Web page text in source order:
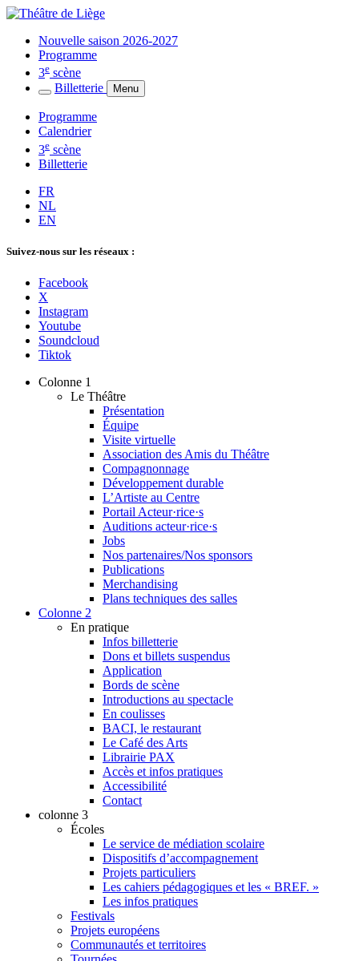
Nouvelle saison 2026-2027
Programme
3e scène
Billetterie
Menu
Programme
Calendrier
3e scène
Billetterie
FR
NL
EN
Suivez-nous sur les réseaux :
Facebook
X
Instagram
Youtube
Soundcloud
Tiktok
Colonne 1
Le Théâtre
Présentation
Équipe
Visite virtuelle
Association des Amis du Théâtre
Compagnonnage
Développement durable
L’Artiste au Centre
Portail Acteur·rice·s
Auditions acteur·rice·s
Jobs
Nos partenaires/Nos sponsors
Publications
Merchandising
Plans techniques des salles
Colonne 2
En pratique
Infos billetterie
Dons et billets suspendus
Application
Bords de scène
Introductions au spectacle
En coulisses
BACI, le restaurant
Le Café des Arts
Librairie PAX
Accès et infos pratiques
Accessibilité
Contact
colonne 3
Écoles
Le service de médiation scolaire
Dispositifs d’accompagnement
Projets particuliers
Les cahiers pédagogiques et les « BREF. »
Les infos pratiques
Festivals
Projets européens
Communautés et territoires